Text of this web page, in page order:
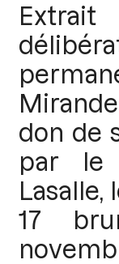
don de
par le
Lasalle,
17